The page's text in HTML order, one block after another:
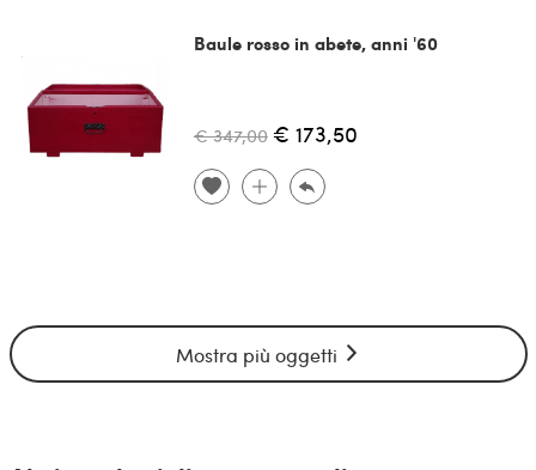
Baule rosso in abete, anni '60
€ 347,00 € 173,50
Mostra più oggetti